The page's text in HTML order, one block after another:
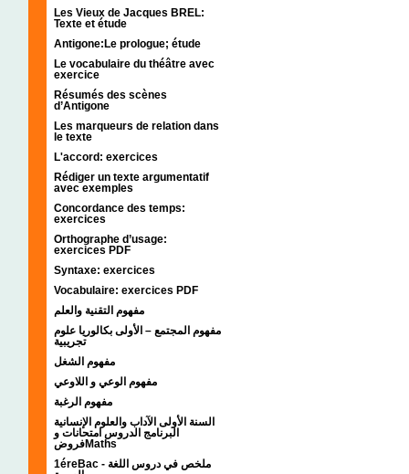
Les Vieux de Jacques BREL:
Texte et étude
Antigone:Le prologue; étude
Le vocabulaire du théâtre avec
exercice
Résumés des scènes
d’Antigone
Les marqueurs de relation dans
le texte
L'accord: exercices
Rédiger un texte argumentatif
avec exemples
Concordance des temps:
exercices
Orthographe d’usage:
exercices PDF
Syntaxe: exercices
Vocabulaire: exercices PDF
مفهوم التقنية والعلم
مفهوم المجتمع – الأولى بكالوريا علوم
تجريبية
مفهوم الشغل
مفهوم الوعي و اللاوعي
مفهوم الرغبة
السنة الأولى الآداب والعلوم الإنسانية
البرنامج الدروس امتحانات و
فروضMaths
1éreBac - ملخص في دروس اللغة